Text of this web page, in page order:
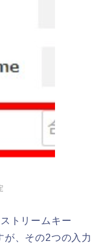
トリームキー
が、その2つの入力